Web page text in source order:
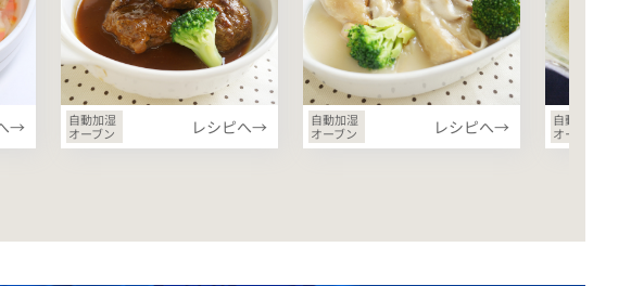
→
自動加湿
オーブン
レシピへ→
自動加湿
オーブン
レシピへ→
自動加湿
オーブン